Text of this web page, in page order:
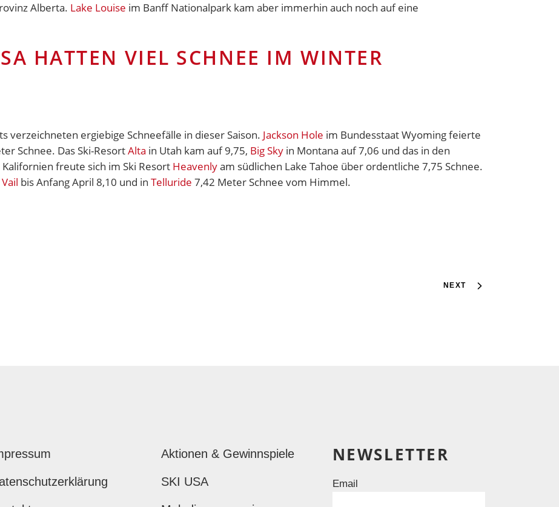
Alberta. Lake Louise im Banff Nationalpark kam aber immerhin auch noch auf eine
HATTEN VIEL SCHNEE IM WINTER
verzeichneten ergiebige Schneefälle in dieser Saison. Jackson Hole im Bundesstaat Wyoming feierte
Schnee. Das Ski-ResortAlta in Utah kam auf 9,75, Big Sky in Montana auf 7,06 und das in den
freute sich im Ski Resort Heavenlyam südlichen Lake Tahoe über ordentliche 7,75 Schnee.
Vail bis Anfang April 8,10 und in Telluride 7,42 Meter Schnee vom Himmel.
NEXT
Aktionen & Gewinnspiele
SKI USA
NEWSLETTER
Email